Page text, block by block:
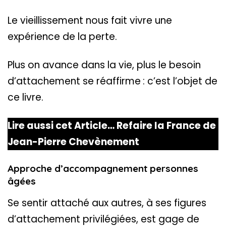
Le vieillissement nous fait vivre une
expérience de la perte.
Plus on avance dans la vie, plus le besoin
d’attachement se réaffirme : c’est l’objet de
ce livre.
Lire aussi cet Article…Refaire la France de
Jean-Pierre Chevènement
Approche d’accompagnement personnes
âgées
Se sentir attaché aux autres, à ses figures
d’attachement privilégiées, est gage de